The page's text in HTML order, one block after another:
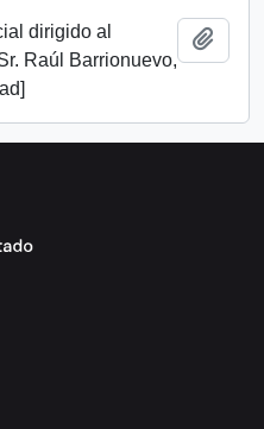
dirigido al
Raúl Barrionuevo,